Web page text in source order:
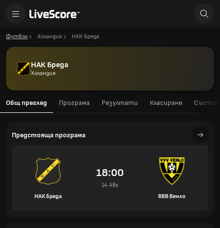
Футбол Холандия НАК Бреда
НАК Бреда
Холандия
Общ преглед Програма Резултати Класиране Състав
Предстояща програма
НАК Бреда
18:00
14 Авг
ВВВ Венло